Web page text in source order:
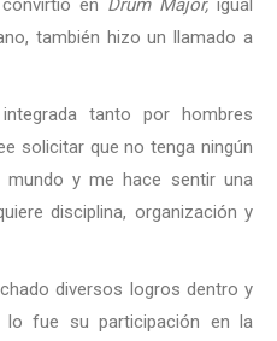
en Drum Major, igual
también hizo un llamado a
tanto por hombres
solicitar que no tenga ningún
y me hace sentir una
disciplina, organización y
diversos logros dentro y
fue su participación en la